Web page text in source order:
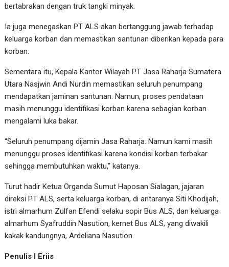
bertabrakan dengan truk tangki minyak.
Ia juga menegaskan PT ALS akan bertanggung jawab terhadap
keluarga korban dan memastikan santunan diberikan kepada para
korban.
Sementara itu, Kepala Kantor Wilayah PT Jasa Raharja Sumatera
Utara Nasjwin Andi Nurdin memastikan seluruh penumpang
mendapatkan jaminan santunan. Namun, proses pendataan
masih menunggu identifikasi korban karena sebagian korban
mengalami luka bakar.
“Seluruh penumpang dijamin Jasa Raharja. Namun kami masih
menunggu proses identifikasi karena kondisi korban terbakar
sehingga membutuhkan waktu,” katanya.
Turut hadir Ketua Organda Sumut Haposan Sialagan, jajaran
direksi PT ALS, serta keluarga korban, di antaranya Siti Khodijah,
istri almarhum Zulfan Efendi selaku sopir Bus ALS, dan keluarga
almarhum Syafruddin Nasution, kernet Bus ALS, yang diwakili
kakak kandungnya, Ardeliana Nasution.
Penulis I Eriis